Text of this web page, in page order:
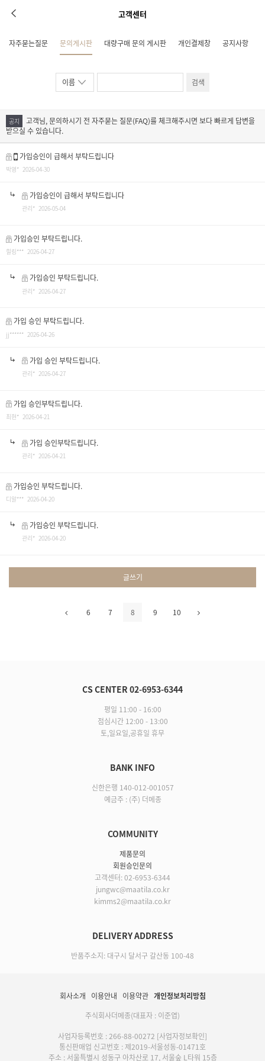
고객센터
자주묻는질문 문의게시판 대량구매 문의 게시판 개인결제창 공지사항
검색
공지
고객님, 문의하시기 전 자주묻는 질문(FAQ)를 체크해주시면 보다 빠르게 답변을
받으실 수 있습니다.
가입승인이 급해서 부탁드립니다
박영* 2026-04-30
가입승인이 급해서 부탁드립니다
관리* 2026-05-04
가입승인 부탁드립니다.
힐링*** 2026-04-27
가입승인 부탁드립니다.
관리* 2026-04-27
가입 승인 부탁드립니다.
jj****** 2026-04-26
가입 승인 부탁드립니다.
관리* 2026-04-27
가입 승인부탁드립니다.
최현* 2026-04-21
가입 승인부탁드립니다.
관리* 2026-04-21
가입승인 부탁드립니다.
디알*** 2026-04-20
가입승인 부탁드립니다.
관리* 2026-04-20
글쓰기
6 7 8 9 10
CS CENTER 02-6953-6344
평일 11:00 - 16:00
점심시간 12:00 - 13:00
토,일요일,공휴일 휴무
BANK INFO
신한은행 140-012-001057
예금주 : (주) 더메종
COMMUNITY
제품문의
회원승인문의
고객센터: 02-6953-6344
jungwc@maatila.co.kr
kimms2@maatila.co.kr
DELIVERY ADDRESS
반품주소지: 대구시 달서구 갈산동 100-48
회사소개 이용안내 이용약관 개인정보처리방침
주식회사더메종(대표자 : 이준엽)
사업자등록번호 : 266-88-00272 [사업자정보확인]
통신판매업 신고번호 : 제2019-서울성동-01471호
주소 : 서울특별시 성동구 아차산로 17, 서울숲 L타워 15층